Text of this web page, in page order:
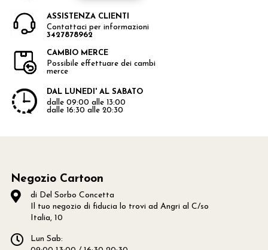
ASSISTENZA CLIENTI
Contattaci per informazioni
3427878962
CAMBIO MERCE
Possibile effettuare dei cambi
merce
DAL LUNEDI' AL SABATO
dalle 09:00 alle 13:00
dalle 16:30 alle 20:30
Negozio Cartoon
di Del Sorbo Concetta
Il tuo negozio di fiducia lo trovi ad Angri al C/so
Italia, 10
Lun Sab: